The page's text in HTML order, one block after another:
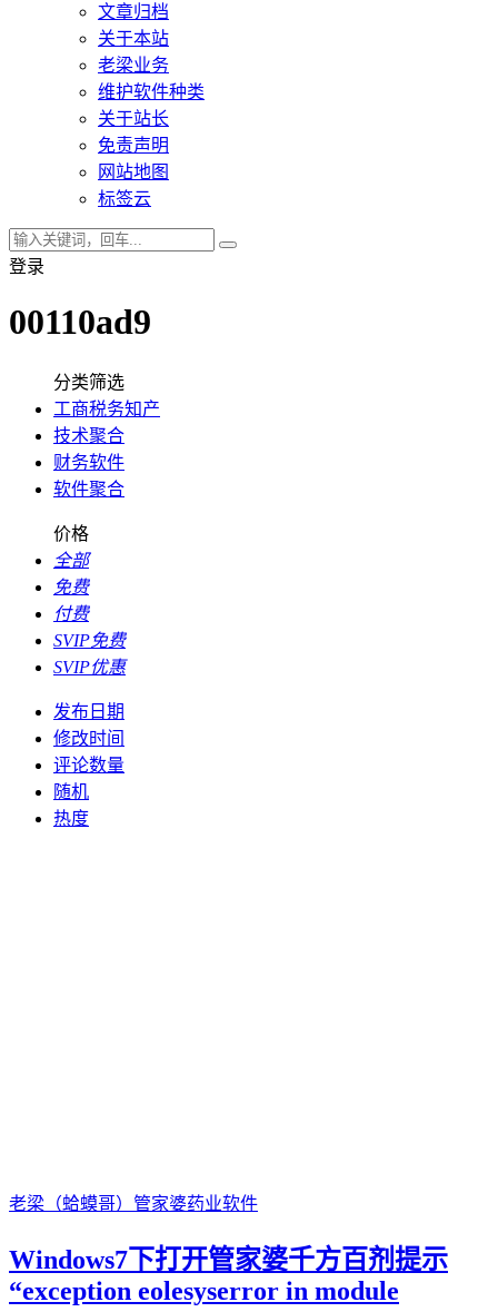
文章归档
关于本站
老梁业务
维护软件种类
关于站长
免责声明
网站地图
标签云
登录
00110ad9
分类筛选
工商税务知产
技术聚合
财务软件
软件聚合
价格
全部
免费
付费
SVIP免费
SVIP优惠
发布日期
修改时间
评论数量
随机
热度
老梁（蛤蟆哥） 管家婆药业软件
Windows7下打开管家婆千方百剂提示
“exception eolesyserror in module